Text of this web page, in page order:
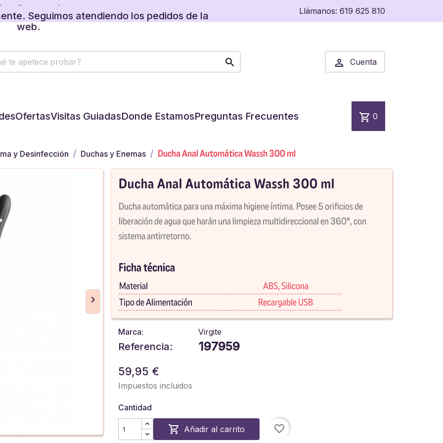
web.
regalos disponibles en tu carrito.
Seguimos atendiendo los pedidos de la
web.
regalos disponibles en tu carrito.
Llámanos: 619 625 810
  Cuenta
OfertasVisitas GuiadasDonde EstamosPreguntas Frecuentes shopping_cart 0
y Desinfección Duchas y Enemas Ducha Anal Automática Wassh 300 ml
Ducha Anal Automática Wassh 300 ml
Ducha automática para una máxima higiene íntima. Posee 5 orificios de
liberación de agua que harán una limpieza multidireccional en 360º, con
sistema antirretorno.
Ficha técnica
Material
ABS, Silicona
Tipo de Alimentación
Recargable USB
Marca: Virgite
Referencia: 197959
59,95 €
Impuestos incluidos
Cantidad
 Añadir al carrito favorite_border